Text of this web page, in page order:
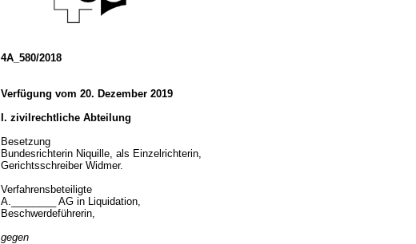
4A_580/2018
Verfügung vom 20. Dezember 2019
I. zivilrechtliche Abteilung
Besetzung
Bundesrichterin Niquille, als Einzelrichterin,
Gerichtsschreiber Widmer.
Verfahrensbeteiligte
A.________ AG in Liquidation,
Beschwerdeführerin,
gegen